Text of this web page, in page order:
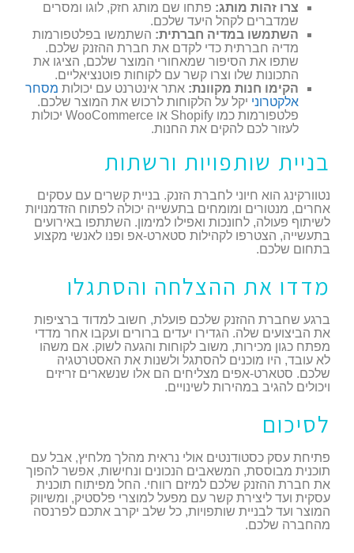
צרו זהות מותג: פתחו שם מותג חזק, לוגו ומסרים
שמדברים לקהל היעד שלכם.
השתמשו במדיה חברתית: השתמשו בפלטפורמות
מדיה חברתית כדי לקדם את חברת ההזנק שלכם.
שתפו את הסיפור שמאחורי המוצר שלכם, הציגו את
התכונות שלו וצרו קשר עם לקוחות פוטנציאליים.
הקימו חנות מקוונת: אתר אינטרנט עם יכולות מסחר
אלקטרוני יקל על הלקוחות לרכוש את המוצר שלכם.
פלטפורמות כמו Shopify או WooCommerce יכולות
לעזור לכם להקים את החנות.
בניית שותפויות ורשתות
נטוורקינג הוא חיוני לחברת הזנק. בניית קשרים עם עסקים
אחרים, מנטורים ומומחים בתעשייה יכולה לפתוח הזדמנויות
לשיתוף פעולה, לחונכות ואפילו למימון. השתתפו באירועים
בתעשייה, הצטרפו לקהילות סטארט-אפ ופנו לאנשי מקצוע
בתחום שלכם.
מדדו את ההצלחה והסתגלו
ברגע שחברת ההזנק שלכם פועלת, חשוב למדוד ברציפות
את הביצועים שלה. הגדירו יעדים ברורים ועקבו אחר מדדי
מפתח כגון מכירות, משוב לקוחות והגעה לשוק. אם משהו
לא עובד, היו מוכנים להסתגל ולשנות את האסטרטגיה
שלכם. סטארט-אפים מצליחים הם אלו שנשארים זריזים
ויכולים להגיב במהירות לשינויים.
לסיכום
פתיחת עסק כסטודנטים אולי נראית מהלך מלחיץ, אבל עם
תוכנית מבוססת, המשאבים הנכונים ונחישות, אפשר להפוך
את חברת ההזנק שלכם למיזם רווחי. החל מפיתוח תוכנית
עסקית ועד ליצירת קשר עם מפעל למוצרי פלסטיק, ומשיווק
המוצר ועד לבניית שותפויות, כל שלב יקרב אתכם לפרנסה
מהחברה שלכם.